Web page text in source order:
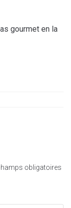
gourmet en la
obligatoires